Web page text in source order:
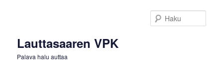
Lauttasaaren VPK
Palava halu auttaa